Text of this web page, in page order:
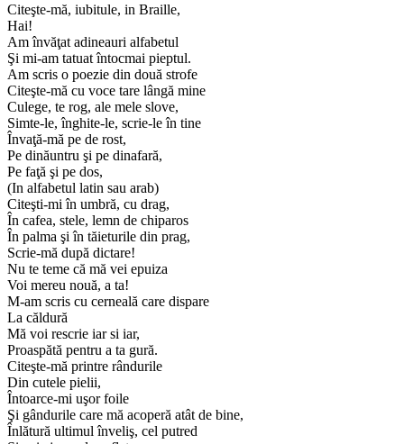
Citeşte-mă, iubitule, in Braille,
Hai!
Am învăţat adineauri alfabetul
Şi mi-am tatuat întocmai pieptul.
Am scris o poezie din două strofe
Citeşte-mă cu voce tare lângă mine
Culege, te rog, ale mele slove,
Simte-le, înghite-le, scrie-le în tine
Învaţă-mă pe de rost,
Pe dinăuntru şi pe dinafară,
Pe faţă şi pe dos,
(In alfabetul latin sau arab)
Citeşti-mi în umbră, cu drag,
În cafea, stele, lemn de chiparos
În palma şi în tăieturile din prag,
Scrie-mă după dictare!
Nu te teme că mă vei epuiza
Voi mereu nouă, a ta!
M-am scris cu cerneală care dispare
La căldură
Mă voi rescrie iar si iar,
Proaspătă pentru a ta gură.
Citeşte-mă printre rândurile
Din cutele pielii,
Întoarce-mi uşor foile
Şi gândurile care mă acoperă atât de bine,
Înlătură ultimul înveliş, cel putred